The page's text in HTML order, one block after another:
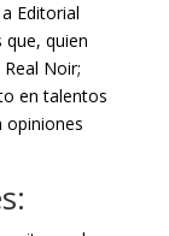
Editorial
quien
Noir;
en talentos
opiniones